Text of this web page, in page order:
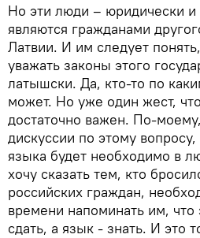
Но эти люди – юридически и
являются гражданами
Латвии. И им следует
уважать законы этого
латышски. Да, кто-то по
может. Но уже один жест,
достаточно важен. По-
дискуссии по этому
языка будет необходимо в
хочу сказать тем, кто
российских граждан,
времени напоминать им, что
сдать, а язык - знать. И это